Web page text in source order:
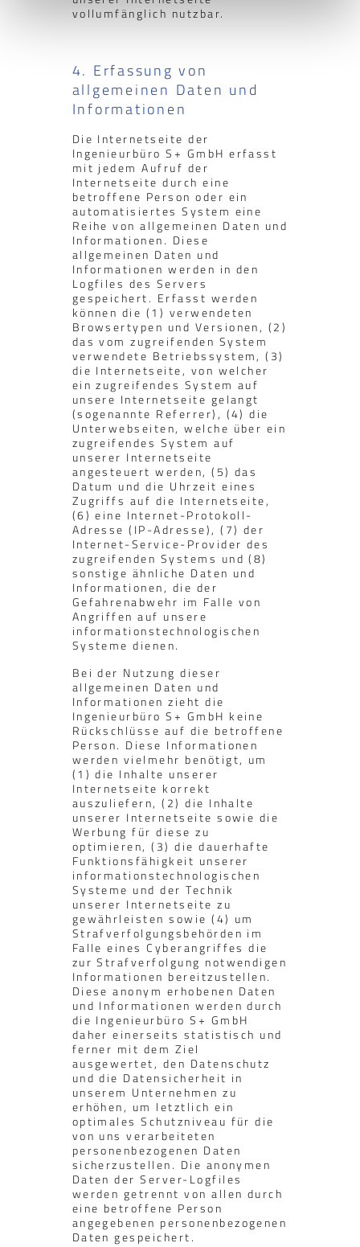
vollumfänglich nutzbar.
4. Erfassung von
allgemeinen Daten und
Informationen
Die Internetseite der
Ingenieurbüro S+ GmbH erfasst
mit jedem Aufruf der
Internetseite durch eine
betroffene Person oder ein
automatisiertes System eine
Reihe von allgemeinen Daten und
Informationen. Diese
allgemeinen Daten und
Informationen werden in den
Logfiles des Servers
gespeichert. Erfasst werden
können die (1) verwendeten
Browsertypen und Versionen, (2)
das vom zugreifenden System
verwendete Betriebssystem, (3)
die Internetseite, von welcher
ein zugreifendes System auf
unsere Internetseite gelangt
(sogenannte Referrer), (4) die
Unterwebseiten, welche über ein
zugreifendes System auf
unserer Internetseite
angesteuert werden, (5) das
Datum und die Uhrzeit eines
Zugriffs auf die Internetseite,
(6) eine Internet-Protokoll-
Adresse (IP-Adresse), (7) der
Internet-Service-Provider des
zugreifenden Systems und (8)
sonstige ähnliche Daten und
Informationen, die der
Gefahrenabwehr im Falle von
Angriffen auf unsere
informationstechnologischen
Systeme dienen.
Bei der Nutzung dieser
allgemeinen Daten und
Informationen zieht die
Ingenieurbüro S+ GmbH keine
Rückschlüsse auf die betroffene
Person. Diese Informationen
werden vielmehr benötigt, um
(1) die Inhalte unserer
Internetseite korrekt
auszuliefern, (2) die Inhalte
unserer Internetseite sowie die
Werbung für diese zu
optimieren, (3) die dauerhafte
Funktionsfähigkeit unserer
informationstechnologischen
Systeme und der Technik
unserer Internetseite zu
gewährleisten sowie (4) um
Strafverfolgungsbehörden im
Falle eines Cyberangriffes die
zur Strafverfolgung notwendigen
Informationen bereitzustellen.
Diese anonym erhobenen Daten
und Informationen werden durch
die Ingenieurbüro S+ GmbH
daher einerseits statistisch und
ferner mit dem Ziel
ausgewertet, den Datenschutz
und die Datensicherheit in
unserem Unternehmen zu
erhöhen, um letztlich ein
optimales Schutzniveau für die
von uns verarbeiteten
personenbezogenen Daten
sicherzustellen. Die anonymen
Daten der Server-Logfiles
werden getrennt von allen durch
eine betroffene Person
angegebenen personenbezogenen
Daten gespeichert.